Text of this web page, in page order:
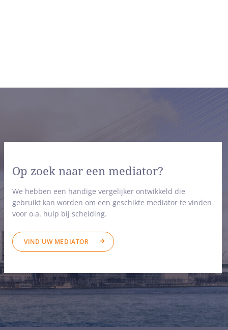
Op zoek naar een mediator?
We hebben een handige vergelijker ontwikkeld die
gebruikt kan worden om een geschikte mediator te vinden
voor o.a. hulp bij scheiding.
VIND UW MEDIATOR